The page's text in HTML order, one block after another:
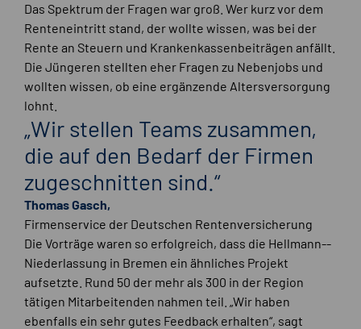
Das Spektrum der Fragen war groß. Wer kurz vor dem
Renteneintritt stand, der wollte wissen, was bei der
Rente an Steuern und Krankenkassenbeiträgen anfällt.
Die Jüngeren stellten eher Fragen zu Nebenjobs und
wollten wissen, ob eine ergänzende Altersversorgung
lohnt.
„Wir stellen Teams zusammen,
die auf den Bedarf der Firmen
zugeschnitten sind.“
Thomas Gasch,
Firmenservice der Deutschen Rentenversicherung
Die Vorträge waren so erfolgreich, dass die Hellmann-­
Niederlassung in Bremen ein ähnliches Projekt
aufsetzte. Rund 50 der mehr als 300 in der Region
tätigen Mitarbeitenden nahmen teil. „Wir haben
ebenfalls ein sehr gutes Feedback erhalten“, sagt